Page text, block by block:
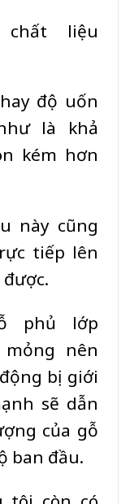
liệu
độ uốn
là khả
kém hơn
này cũng
tiếp lên
phủ lớp
nên
bị giới
sẽ dẫn
của gỗ
ban đầu.